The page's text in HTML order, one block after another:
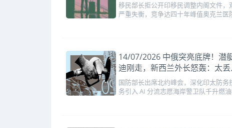
移民部长拒公开印移民调整内阁文件
严重失衡，竞争达四十年峰值奥克兰医
14/07/2026 中俄突亮底牌！潜
迪刚走，新西兰外长怒轰：太丢
国防部长出席北约峰会，深化印太防
务引入 AI 分流志愿海岸警卫队千升燃